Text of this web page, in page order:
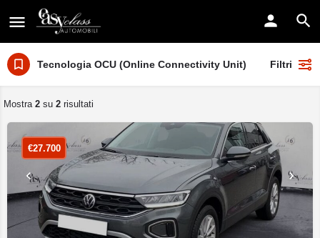
Tecnologia OCU (Online Connectivity Unit) Filtri
Mostra 2 su 2 risultati
€27.700